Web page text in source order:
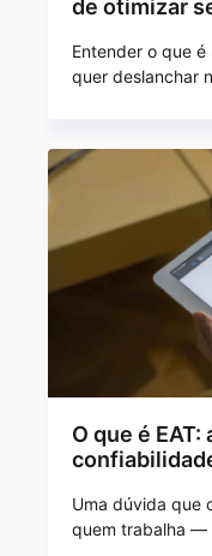
de otimizar
Entender o que é
quer deslanchar
O que é
Uma dúvida que
quem trabalha